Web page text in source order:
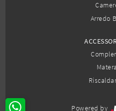
Arredo
Powered by